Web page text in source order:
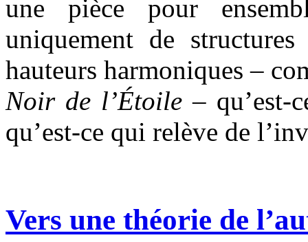
une pièce pour
uniquement de
hauteurs harmoniques –
Noir de l’Étoile– qu’est-
qu’est-ce qui relève de
Vers une théorie de